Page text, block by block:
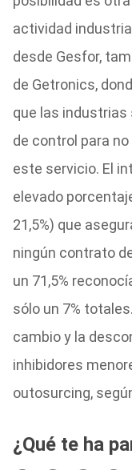
actividad
desde Gesfor,
de Getronics,
que las industrias
de control para
este servicio. El
elevado
21,5%) que
ningún contrato
un 71,5%
sólo un 7%
cambio y la
inhibidores
outosurcing,
¿Qué te ha